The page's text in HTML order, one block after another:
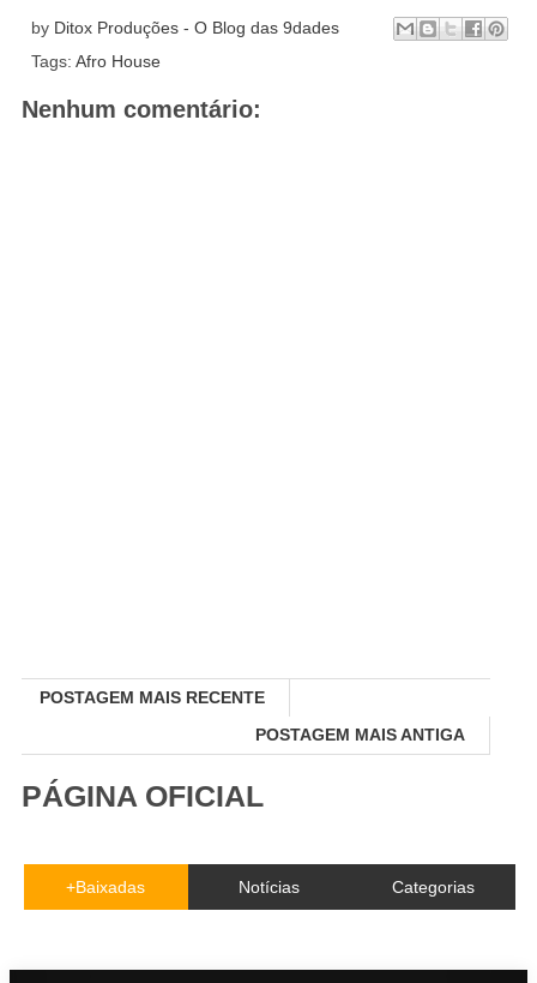
by Ditox Produções - O Blog das 9dades
Tags: Afro House
Nenhum comentário:
POSTAGEM MAIS RECENTE
POSTAGEM MAIS ANTIGA
PÁGINA OFICIAL
+Baixadas Notícias Categorias